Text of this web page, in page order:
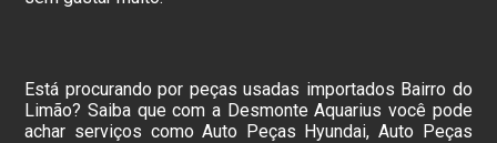
Está procurando por peças usadas importados Bairro do
Limão? Saiba que com a Desmonte Aquarius você pode
achar serviços como Auto Peças Hyundai, Auto Peças